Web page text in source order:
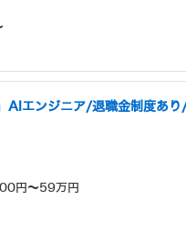
AIエンジニア/退職金制度あ
円～59万円